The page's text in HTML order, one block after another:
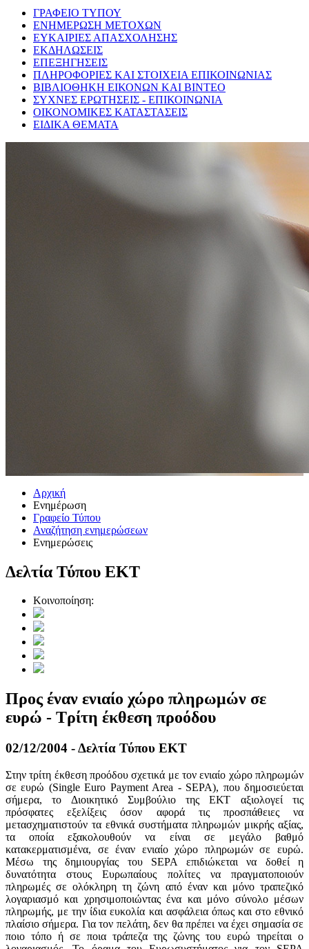
ΓΡΑΦΕΙΟ ΤΥΠΟΥ
ΕΝΗΜΕΡΩΣΗ ΜΕΤΟΧΩΝ
ΕΥΚΑΙΡΙΕΣ ΑΠΑΣΧΟΛΗΣΗΣ
ΕΚΔΗΛΩΣΕΙΣ
ΕΠΕΞΗΓΗΣΕΙΣ
ΠΛΗΡΟΦΟΡΙΕΣ ΚΑΙ ΣΤΟΙΧΕΙΑ ΕΠΙΚΟΙΝΩΝΙΑΣ
ΒΙΒΛΙΟΘΗΚΗ ΕΙΚΟΝΩΝ ΚΑΙ ΒΙΝΤΕΟ
ΣΥΧΝΕΣ ΕΡΩΤΗΣΕΙΣ - ΕΠΙΚΟΙΝΩΝΙΑ
ΟΙΚΟΝΟΜΙΚΕΣ ΚΑΤΑΣΤΑΣΕΙΣ
ΕΙΔΙΚΑ ΘΕΜΑΤΑ
Αρχική
Ενημέρωση
Γραφείο Τύπου
Αναζήτηση ενημερώσεων
Ενημερώσεις
Δελτία Τύπου ΕΚΤ
Κοινοποίηση:
Προς έναν ενιαίο χώρο πληρωμών σε
ευρώ - Τρίτη έκθεση προόδου
02/12/2004 - Δελτία Τύπου ΕΚΤ
Στην τρίτη έκθεση προόδου σχετικά με τον ενιαίο χώρο πληρωμών
σε ευρώ (Single Euro Payment Area - SEPA), που δημοσιεύεται
σήμερα, το Διοικητικό Συμβούλιο της ΕΚΤ αξιολογεί τις
πρόσφατες εξελίξεις όσον αφορά τις προσπάθειες να
μετασχηματιστούν τα εθνικά συστήματα πληρωμών μικρής αξίας,
τα οποία εξακολουθούν να είναι σε μεγάλο βαθμό
κατακερματισμένα, σε έναν ενιαίο χώρο πληρωμών σε ευρώ.
Μέσω της δημιουργίας του SEPA επιδιώκεται να δοθεί η
δυνατότητα στους Ευρωπαίους πολίτες να πραγματοποιούν
πληρωμές σε ολόκληρη τη ζώνη από έναν και μόνο τραπεζικό
λογαριασμό και χρησιμοποιώντας ένα και μόνο σύνολο μέσων
πληρωμής, με την ίδια ευκολία και ασφάλεια όπως και στο εθνικό
πλαίσιο σήμερα. Για τον πελάτη, δεν θα πρέπει να έχει σημασία σε
ποιο τόπο ή σε ποια τράπεζα της ζώνης του ευρώ τηρείται ο